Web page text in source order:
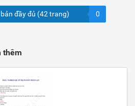
đầy đủ (42 trang) 0
thêm